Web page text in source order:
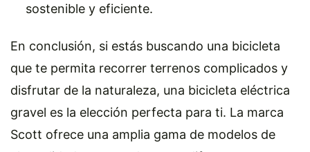
sostenible y eficiente.
En conclusión, si estás buscando una bicicleta
que te permita recorrer terrenos complicados y
disfrutar de la naturaleza, una bicicleta eléctrica
gravel es la elección perfecta para ti. La marca
Scott ofrece una amplia gama de modelos de